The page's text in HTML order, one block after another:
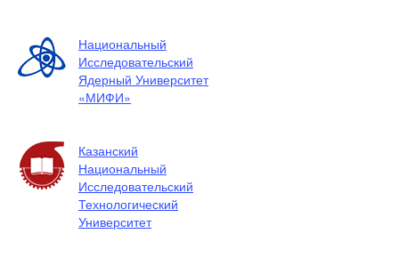
Национальный
Исследовательский
Ядерный Университет
«МИФИ»
Казанский
Национальный
Исследовательский
Технологический
Университет